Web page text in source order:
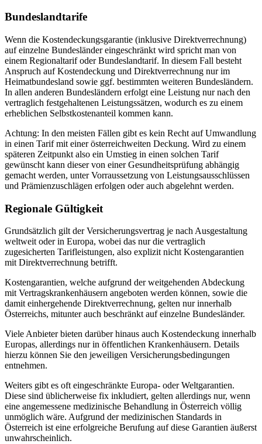
Bundeslandtarife
Wenn die Kostendeckungsgarantie (inklusive Direktverrechnung)
auf einzelne Bundesländer eingeschränkt wird spricht man von
einem Regionaltarif oder Bundeslandtarif. In diesem Fall besteht
Anspruch auf Kostendeckung und Direktverrechnung nur im
Heimatbundesland sowie ggf. bestimmten weiteren Bundesländern.
In allen anderen Bundesländern erfolgt eine Leistung nur nach den
vertraglich festgehaltenen Leistungssätzen, wodurch es zu einem
erheblichen Selbstkostenanteil kommen kann.
Achtung: In den meisten Fällen gibt es kein Recht auf Umwandlung
in einen Tarif mit einer österreichweiten Deckung. Wird zu einem
späteren Zeitpunkt also ein Umstieg in einen solchen Tarif
gewünscht kann dieser von einer Gesundheitsprüfung abhängig
gemacht werden, unter Vorraussetzung von Leistungsausschlüssen
und Prämienzuschlägen erfolgen oder auch abgelehnt werden.
Regionale Gültigkeit
Grundsätzlich gilt der Versicherungsvertrag je nach Ausgestaltung
weltweit oder in Europa, wobei das nur die vertraglich
zugesicherten Tarifleistungen, also explizit nicht Kostengarantien
mit Direktverrechnung betrifft.
Kostengarantien, welche aufgrund der weitgehenden Abdeckung
mit Vertragskrankenhäusern angeboten werden können, sowie die
damit einhergehende Direktverrechnung, gelten nur innerhalb
Österreichs, mitunter auch beschränkt auf einzelne Bundesländer.
Viele Anbieter bieten darüber hinaus auch Kostendeckung innerhalb
Europas, allerdings nur in öffentlichen Krankenhäusern. Details
hierzu können Sie den jeweiligen Versicherungsbedingungen
entnehmen.
Weiters gibt es oft eingeschränkte Europa- oder Weltgarantien.
Diese sind üblicherweise fix inkludiert, gelten allerdings nur, wenn
eine angemessene medizinische Behandlung in Österreich völlig
unmöglich wäre. Aufgrund der medizinischen Standards in
Österreich ist eine erfolgreiche Berufung auf diese Garantien äußerst
unwahrscheinlich.